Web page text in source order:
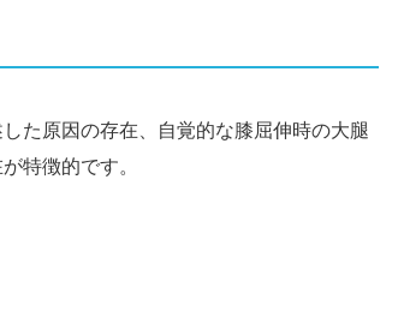
た原因の存在、自覚的な膝屈伸時の大腿
特徴的です。